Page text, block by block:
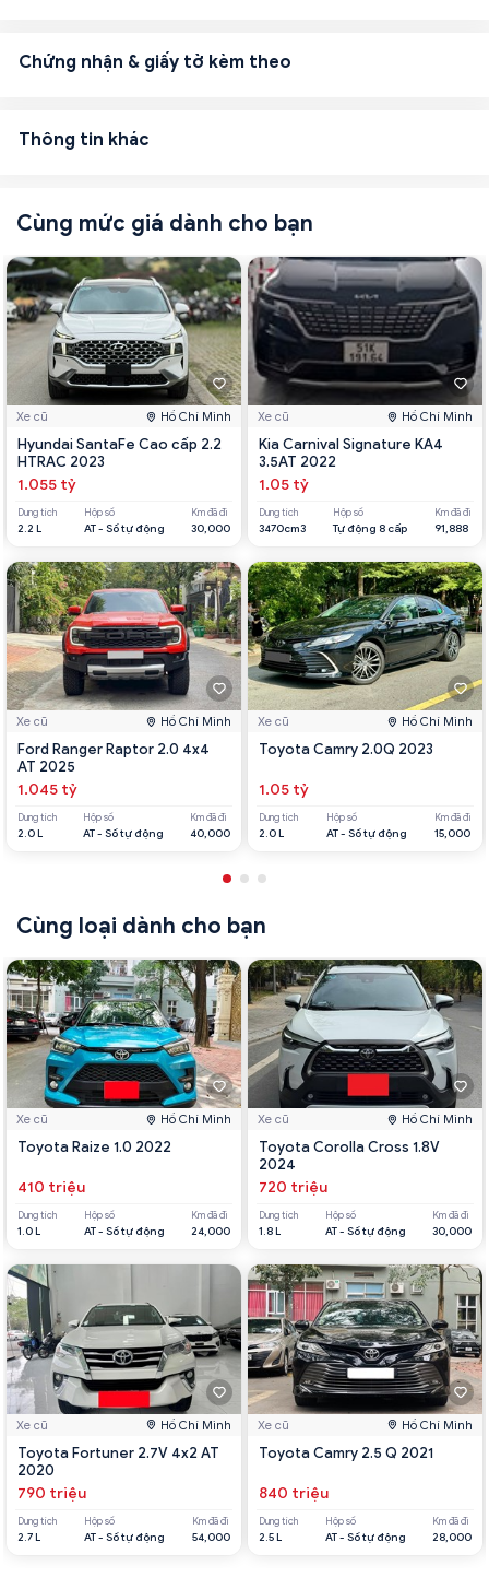
Chứng nhận & giấy tờ kèm theo
Thông tin khác
Cùng mức giá dành cho bạn
Xe cũ Hồ Chí Minh
Hyundai SantaFe Cao cấp 2.2
HTRAC 2023
1.055 tỷ
Dung tích
2.2 L
Hộp số
AT - Số tự động
Km đã đi
30,000
Xe cũ Hồ Chí Minh
Ford Ranger Raptor 2.0 4x4
AT 2025
1.045 tỷ
Dung tích
2.0 L
Hộp số
AT - Số tự động
Km đã đi
40,000
Xe cũ Hồ Chí Minh
Kia Carnival Signature KA4
3.5AT 2022
1.05 tỷ
Dung tích
3470cm3
Hộp số
Tự động 8 cấp
Km đã đi
91,888
Xe cũ Hồ Chí Minh
Toyota Camry 2.0Q 2023
1.05 tỷ
Dung tích
2.0 L
Hộp số
AT - Số tự động
Km đã đi
15,000
Cùng loại dành cho bạn
Xe cũ Hồ Chí Minh
Toyota Raize 1.0 2022
410 triệu
Dung tích
1.0 L
Hộp số
AT - Số tự động
Km đã đi
24,000
Xe cũ Hồ Chí Minh
Toyota Fortuner 2.7V 4x2 AT
2020
790 triệu
Dung tích
2.7 L
Hộp số
AT - Số tự động
Km đã đi
54,000
Xe cũ Hồ Chí Minh
Toyota Corolla Cross 1.8V
2024
720 triệu
Dung tích
1.8 L
Hộp số
AT - Số tự động
Km đã đi
30,000
Xe cũ Hồ Chí Minh
Toyota Camry 2.5 Q 2021
840 triệu
Dung tích
2.5 L
Hộp số
AT - Số tự động
Km đã đi
28,000